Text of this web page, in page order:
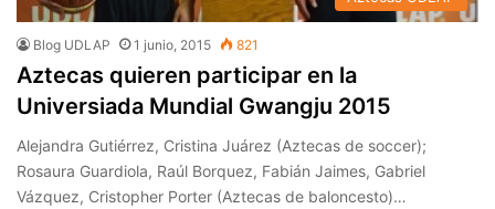
Blog UDLAP 1 junio, 2015 821
Aztecas quieren participar en la
Universiada Mundial Gwangju 2015
Alejandra Gutiérrez, Cristina Juárez (Aztecas de soccer);
Rosaura Guardiola, Raúl Borquez, Fabián Jaimes, Gabriel
Vázquez, Cristopher Porter (Aztecas de baloncesto)…